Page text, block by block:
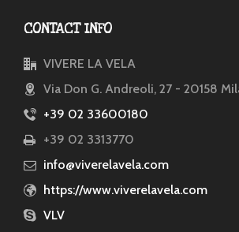
CONTACT INFO
VIVERE LA VELA
Via Don G. Andreoli, 27 - 20158
+39 02 33600180
+39 02 3313770
info@viverelavela.com
https://www.viverelavela.com
VLV